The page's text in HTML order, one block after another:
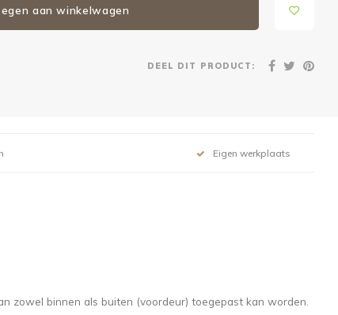
aan winkelwagen
DEEL DIT PRODUCT:
Eigen werkplaats
zowel binnen als buiten (voordeur) toegepast kan worden.